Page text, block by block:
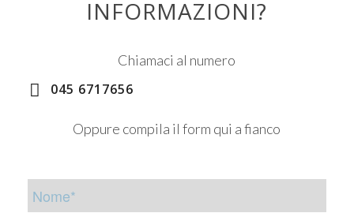
INFORMAZIONI?
Chiamaci al numero
045 6717656
Oppure compila il form qui a fianco